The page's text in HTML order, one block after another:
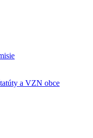
a VZN obce